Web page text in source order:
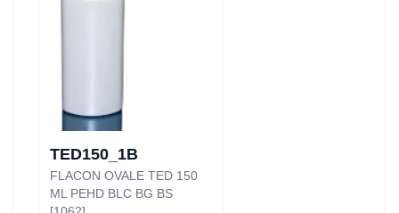
TED150_1B
FLACON OVALE TED 150
ML PEHD BLC BG BS